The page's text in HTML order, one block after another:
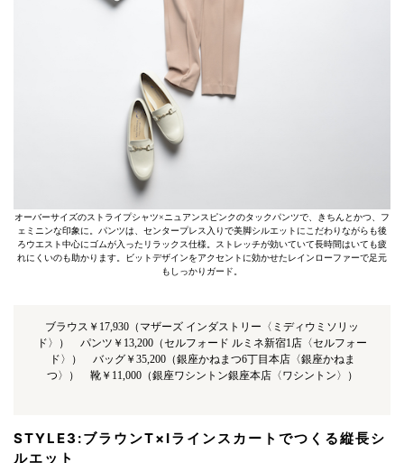
オーバーサイズのストライプシャツ×ニュアンスピンクのタックパンツで、きちんとかつ、フ
ェミニンな印象に。パンツは、センタープレス入りで美脚シルエットにこだわりながらも後
ろウエスト中心にゴムが入ったリラックス仕様。ストレッチが効いていて長時間はいても疲
れにくいのも助かります。ビットデザインをアクセントに効かせたレインローファーで足元
もしっかりガード。
ブラウス￥17,930（マザーズ インダストリー〈ミディウミソリッ
ド〉） パンツ￥13,200（セルフォード ルミネ新宿1店〈セルフォー
ド〉） バッグ￥35,200（銀座かねまつ6丁目本店〈銀座かねま
つ〉） 靴￥11,000（銀座ワシントン銀座本店〈ワシントン〉）
STYLE3:ブラウンT×Iラインスカートでつくる縦長シ
ルエット